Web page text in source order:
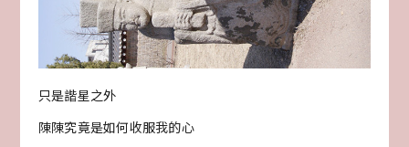
只是諧星之外
陳陳究竟是如何收服我的心